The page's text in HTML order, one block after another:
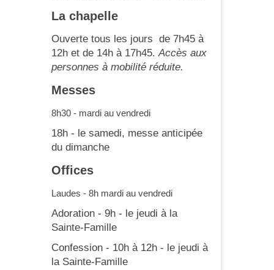
La chapelle
Ouverte tous les jours de 7h45 à
12h et de 14h à 17h45.Accès aux
personnes à mobilité réduite.
Messes
8h30 - mardi au vendredi
18h - le samedi, messe anticipée
du dimanche
Offices
Laudes - 8h mardi au vendredi
Adoration - 9h - le jeudi à la
Sainte-Famille
Confession - 10h à 12h - le jeudi à
la Sainte-Famille